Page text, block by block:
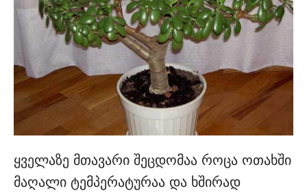
ყველაზე მთავარი შეცდომაა როცა ოთახში
მაღალი ტემპერატურაა და ხშირად